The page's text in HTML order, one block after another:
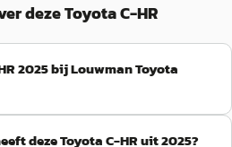
deze Toyota C-HR
2025 bij Louwman Toyota
deze Toyota C-HR uit 2025?